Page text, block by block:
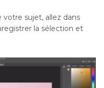
votre sujet, allez dans
la sélection et